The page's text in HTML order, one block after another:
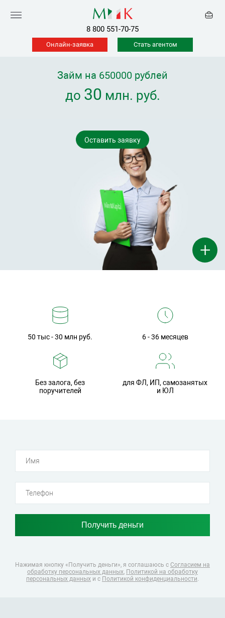
8 800 551-70-75
Онлайн-заявка Стать агентом
+
Оставить заявку
Займ на 650000 рублей
до 30 млн. руб.
50 тыс - 30 млн руб. 6 - 36 месяцев
Без залога, без
поручителей
для ФЛ, ИП, самозанятых
и ЮЛ
Нажимая кнопку «Получить деньги», я соглашаюсь с Согласием на
обработку персональных данных, Политикой на обработку
персональных данных и с Политикой конфиденциальности.